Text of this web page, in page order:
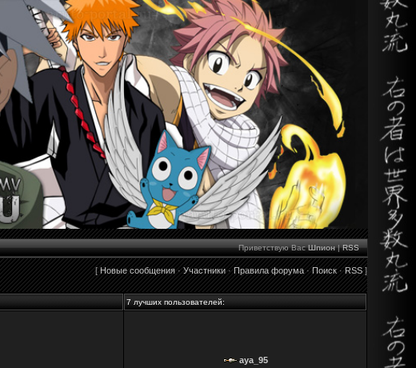
Приветствую Вас Шпион|RSS
[Новые сообщения·Участники·Правила форума·Поиск·RSS]
7 лучших пользователей:
aya_95